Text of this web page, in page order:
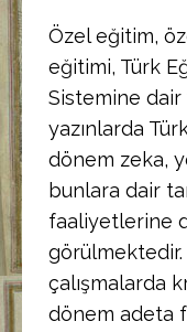
Özel eğitim,
eğitimi, Türk
Sistemine dair
yazınlarda
dönem zeka,
bunlara dair
faaliyetlerine
görülmektedir.
çalışmalarda
dönem adeta